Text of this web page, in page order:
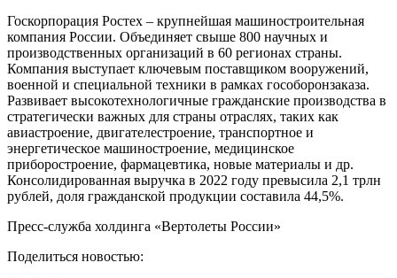
Госкорпорация Ростех – крупнейшая машиностроительная
компания России. Объединяет свыше 800 научных и
производственных организаций в 60 регионах страны.
Компания выступает ключевым поставщиком вооружений,
военной и специальной техники в рамках гособоронзаказа.
Развивает высокотехнологичные гражданские производства в
стратегически важных для страны отраслях, таких как
авиастроение, двигателестроение, транспортное и
энергетическое машиностроение, медицинское
приборостроение, фармацевтика, новые материалы и др.
Консолидированная выручка в 2022 году превысила 2,1 трлн
рублей, доля гражданской продукции составила 44,5%.
Пресс-служба холдинга «Вертолеты России»
Поделиться новостью: